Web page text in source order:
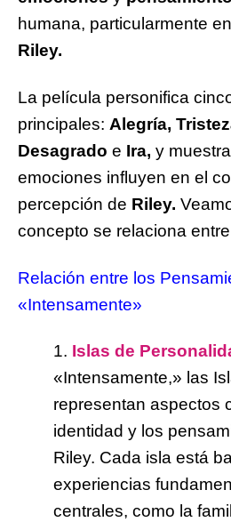
humana, particularmente
Riley.
La película personifica
principales: Alegría,
Desagrado e Ira, y
emociones influyen en el
percepción de Riley.
concepto se relaciona
Relación entre los
«Intensamente»
1. Islas de
«Intensamente,» las
representan aspectos
identidad y los
Riley. Cada isla está
experiencias
centrales, como la